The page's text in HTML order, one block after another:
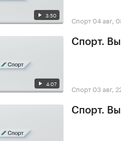
3:50 Спорт 04 авг,
4:07
Спорт.
Спорт 03 авг,
Спорт.